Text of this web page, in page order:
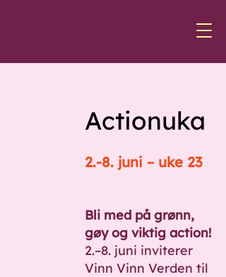
Actionuka
2.-8. juni – uke 23
Bli med på grønn,
gøy og viktig action!
2.–8. juni inviterer
Vinn Vinn Verden til